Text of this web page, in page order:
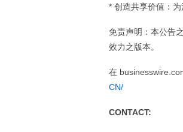
* 创造共享价值：
免责声明：本公告
效力之版本。
在
CN/
CONTACT: